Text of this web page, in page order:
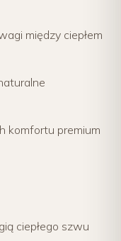
między ciepłem
komfortu premium
ciepłego szwu